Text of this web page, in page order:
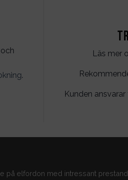
.
Läs mer
Kunden
på elfordon med intressant